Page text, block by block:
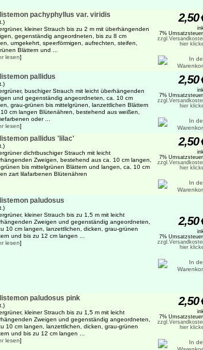
pachyphyllus var. viridis
kleiner Strauch bis zu 2 m mit überhängenden
gegenständig angeordneten, bis zu 8 cm
umgekehrt, speerförmigen, aufrechten, steifen,
Blättern und ...
lesen]
2,50
7%
hier
pallidus
buschiger Strauch mit leicht überhängenden
und gegenständig angeordneten, ca. 10 cm
grau-grünen bis mittelgrünen, lanzettlichen Blättern
cm langen Blütenähren, bestehend aus weißen,
oder ...
lesen]
2,50
7%
hier
pallidus 'lilac'
dichtbuschiger Strauch mit leicht
Zweigen, bestehend aus ca. 10 cm langen,
bis mittelgrünen Blättern und langen, ca. 10 cm
zart lilafarbenen Blütenähren
2,50
7%
hier
paludosus
kleiner Strauch bis zu 1,5 m mit leicht
Zweigen und gegenständig angeordneten,
10 cm langen, lanzettlichen, dicken, grau-grünen
und bis zu 12 cm langen ...
lesen]
2,50
7%
hier
paludosus pink
kleiner Strauch bis zu 1,5 m mit leicht
Zweigen und gegenständig angeordneten,
10 cm langen, lanzettlichen, dicken, grau-grünen
und bis zu 12 cm langen ...
lesen]
2,50
7%
hier